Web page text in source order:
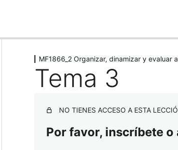
MF1866_2 Organizar, dinamizar y evaluar
Tema 3
NO TIENES ACCESO A ESTA
Por favor, inscríbete